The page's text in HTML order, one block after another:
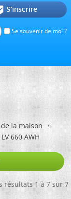
Se souvenir de moi ?
S'inscrire
la maison
660 AWH
résultats 1 à 7 sur 7